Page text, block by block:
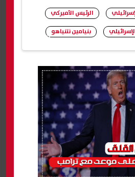
شارك
الرئيس الأميركي
بنيامين نتنياهو